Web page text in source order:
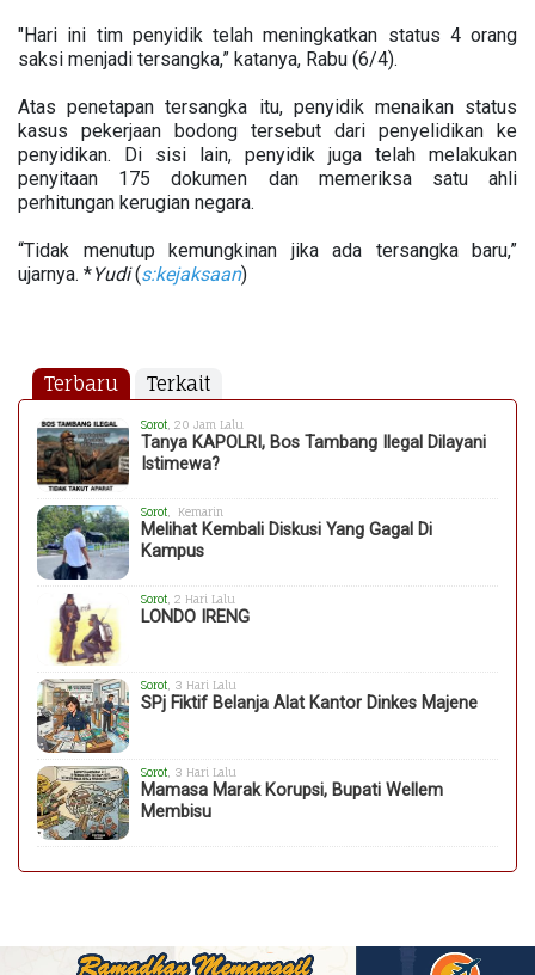
"Hari ini tim penyidik telah meningkatkan status 4 orang
saksi menjadi tersangka,” katanya, Rabu (6/4).
Atas penetapan tersangka itu, penyidik menaikan status
kasus pekerjaan bodong tersebut dari penyelidikan ke
penyidikan. Di sisi lain, penyidik juga telah melakukan
penyitaan 175 dokumen dan memeriksa satu ahli
perhitungan kerugian negara.
“Tidak menutup kemungkinan jika ada tersangka baru,”
ujarnya. *Yudi(s:kejaksaan)
Terbaru Terkait
Sorot , 20 Jam Lalu
Tanya KAPOLRI, Bos Tambang Ilegal Dilayani
Istimewa?
Sorot , Kemarin
Melihat Kembali Diskusi Yang Gagal Di
Kampus
Sorot , 2 Hari Lalu
LONDO IRENG
Sorot, 3 Hari Lalu
SPj Fiktif Belanja Alat Kantor Dinkes Majene
Sorot , 3 Hari Lalu
Mamasa Marak Korupsi, Bupati Wellem
Membisu